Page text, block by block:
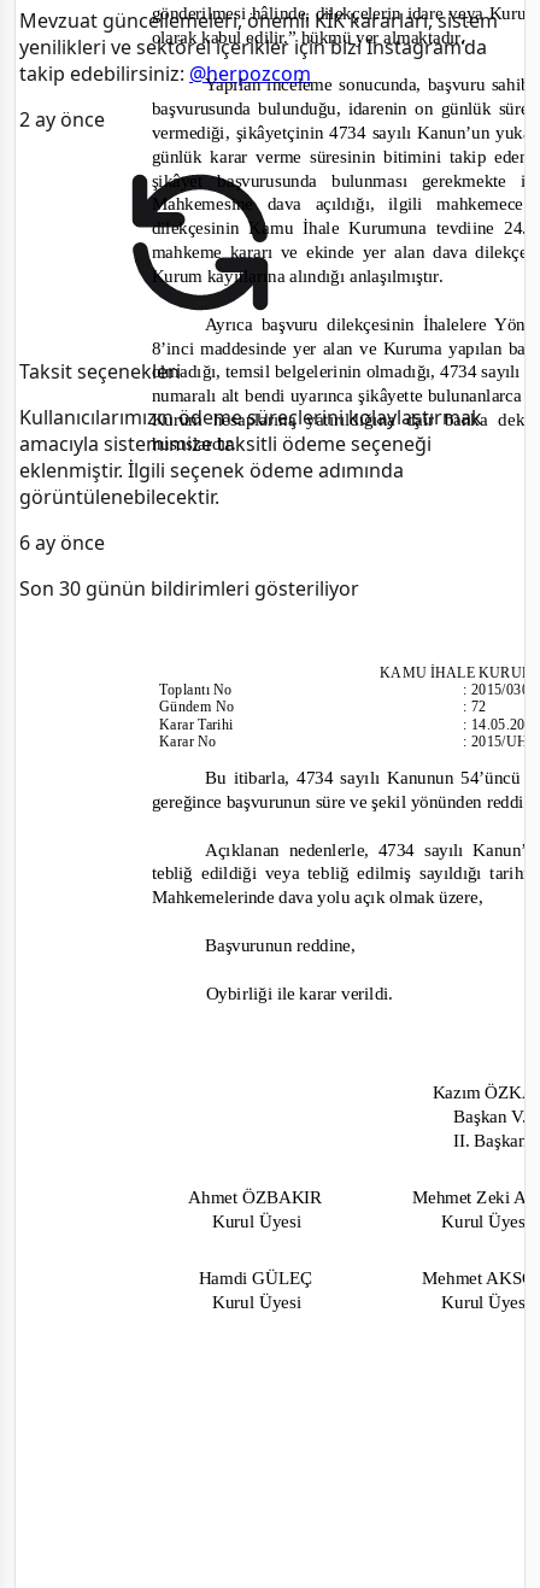
Mevzuat güncellemeleri, önemli KİK kararları, sistem
yenilikleri ve sektörel içerikler için bizi Instagram’da
takip edebilirsiniz: @herpozcom
2 ay önce
Taksit seçenekleri
Kullanıcılarımızın ödeme süreçlerini kolaylaştırmak
amacıyla sistemimize taksitli ödeme seçeneği
eklenmiştir. İlgili seçenek ödeme adımında
görüntülenebilecektir.
6 ay önce
Son 30 günün bildirimleri gösteriliyor
gönderilmesi hâlinde, dilekçelerin idare veya
olarak kabul edilir.”hükmü yer almaktadır.
Yapılan inceleme sonucunda, başvuru
başvurusunda bulunduğu, idarenin on günlük
vermediği, şikâyetçinin 4734 sayılı Kanun’un
günlük karar verme süresinin bitimini takip
şikâyet başvurusunda bulunması
Mahkemesine dava açıldığı, ilgili
dilekçesinin Kamu İhale Kurumuna tevdiine
mahkeme kararı ve ekinde yer alan dava
Kurum kayıtlarına alındığı anlaşılmıştır.
Ayrıca başvuru dilekçesinin İhalelere
8’inci maddesinde yer alan ve Kuruma yapılan
olmadığı, temsil belgelerinin olmadığı, 4734
numaralı alt bendi uyarınca şikâyette bulunanlarca
Kurum hesaplarına yatırıldığına dair banka
hususlardır.
KAMU İHALE
Toplantı No
Gündem No
Karar Tarihi
Karar No
:2015/030
:72
:
:2015/
Bu itibarla, 4734 sayılı Kanunun 54’üncü
gereğince başvurunun süre ve şekil yönünden reddi
Açıklanan nedenlerle, 4734 sayılı
tebliğ edildiği veya tebliğ edilmiş sayıldığı
Mahkemelerinde dava yolu açık olmak üzere,
Başvurunun reddine,
Oybirliği ile karar verildi.
Kazım
Başkan V.
II. Başkan
Ahmet ÖZBAKIR
Kurul Üyesi
Mehmet Zeki
Kurul Üyesi
Hamdi GÜLEÇ
Mehmet
Kurul Üyesi
Kurul Üyesi